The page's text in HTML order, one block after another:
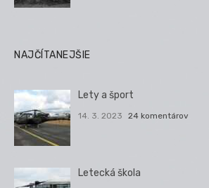
NAJČÍTANEJŠIE
Lety a šport
14. 3. 2023 24 komentárov
Letecká škola